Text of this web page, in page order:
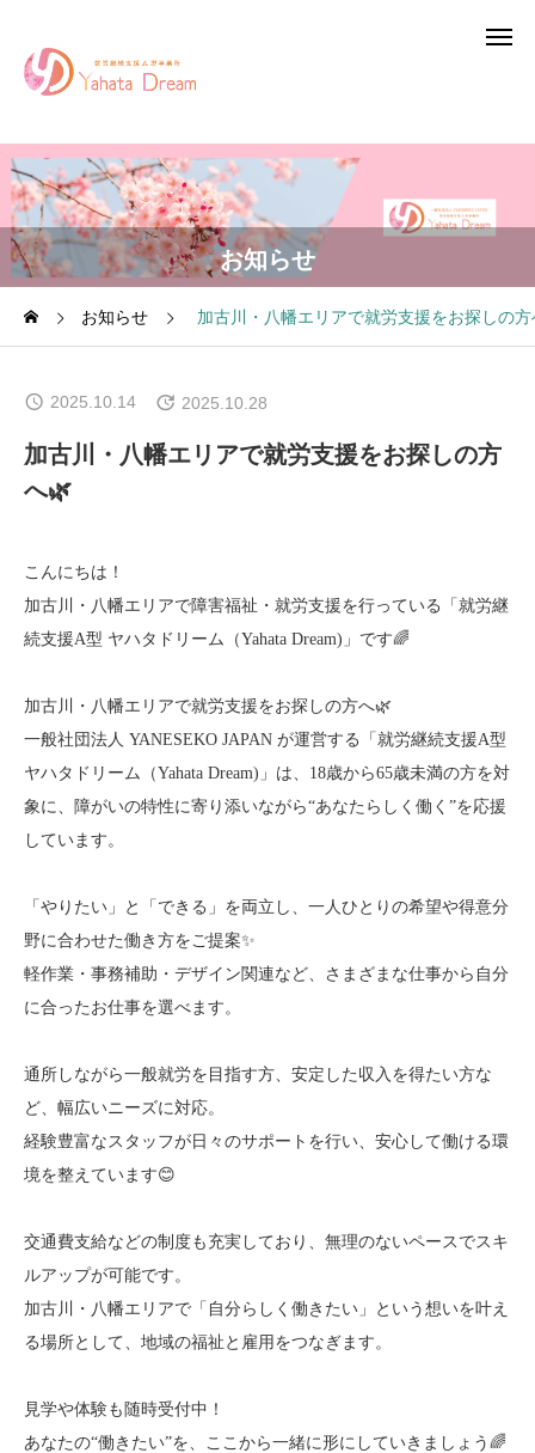
お知らせ
お知らせ 加古川・八幡エリアで就労支援をお探しの方
2025.10.14 2025.10.28
加古川・八幡エリアで就労支援をお探しの方
へ🌿
こんにちは！
加古川・八幡エリアで障害福祉・就労支援を行っている「就労継
続支援A型 ヤハタドリーム（Yahata Dream)」です🌈
加古川・八幡エリアで就労支援をお探しの方へ🌿
一般社団法人 YANESEKO JAPAN が運営する「就労継続支援A型
ヤハタドリーム（Yahata Dream)」は、18歳から65歳未満の方を対
象に、障がいの特性に寄り添いながら“あなたらしく働く”を応援
しています。
「やりたい」と「できる」を両立し、一人ひとりの希望や得意分
野に合わせた働き方をご提案✨
軽作業・事務補助・デザイン関連など、さまざまな仕事から自分
に合ったお仕事を選べます。
通所しながら一般就労を目指す方、安定した収入を得たい方な
ど、幅広いニーズに対応。
経験豊富なスタッフが日々のサポートを行い、安心して働ける環
境を整えています😊
交通費支給などの制度も充実しており、無理のないペースでスキ
ルアップが可能です。
加古川・八幡エリアで「自分らしく働きたい」という想いを叶え
る場所として、地域の福祉と雇用をつなぎます。
見学や体験も随時受付中！
あなたの“働きたい”を、ここから一緒に形にしていきましょう🌈